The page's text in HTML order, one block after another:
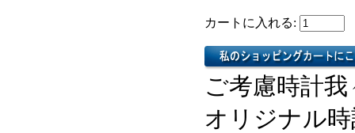
カートに入れる:
ご考慮時計
オリジナル